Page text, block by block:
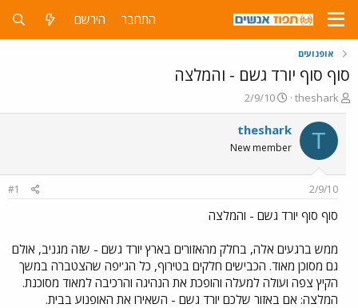
התחבר הירשם
אופנועים
סוף סוף יורד גשם - והמלצה
פ
ו
ת
ח
ה
ו
ש
א
theshark
פ
ו
ר
ם
ר
2/9/10
T
theshark
New member
2/9/10
#1
סוף סוף יורד גשם - והמלצה
ממש ברגעים אלה, בחלק מהאזורים בארץ יורד גשם - שזה מגניב, אולם
גם מסוכן מאוד. הכבישים חלקים בטירוף, כל הג'יפה שהצטברה במשך
הקיץ צפה ועולה למעלה והופכת את הנהיגה והרכיבה למאוד מסוכנת.
המלצה: אם באזור שלכם יורד גשם - השאירו את האופנוע בבית.